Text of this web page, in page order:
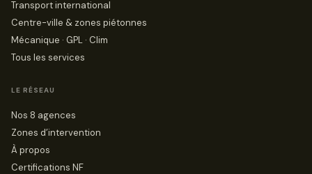
Transport international
Centre-ville & zones piétonnes
Mécanique · GPL · Clim
Tous les services
LE RÉSEAU
Nos 8 agences
Zones d’intervention
À propos
Certifications NF